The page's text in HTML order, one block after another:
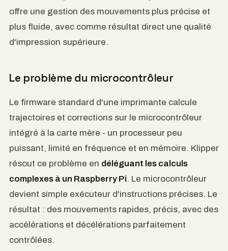
offre une gestion des mouvements plus précise et
plus fluide, avec comme résultat direct une qualité
d'impression supérieure.
Le problème du microcontrôleur
Le firmware standard d'une imprimante calcule
trajectoires et corrections sur le microcontrôleur
intégré à la carte mère - un processeur peu
puissant, limité en fréquence et en mémoire. Klipper
résout ce problème en déléguant les calculs
complexes à un Raspberry Pi. Le microcontrôleur
devient simple exécuteur d'instructions précises. Le
résultat : des mouvements rapides, précis, avec des
accélérations et décélérations parfaitement
contrôlées.